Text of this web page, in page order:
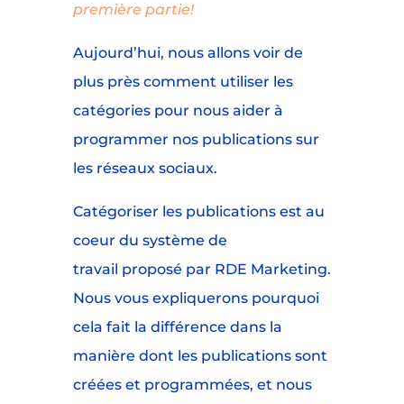
première partie!
Aujourd’hui, nous allons voir de
plus près comment utiliser les
catégories pour nous aider à
programmer nos publications sur
les réseaux sociaux.
Catégoriser les publications est au
coeur du système de
travail proposé par RDE Marketing.
Nous vous expliquerons pourquoi
cela fait la différence dans la
manière dont les publications sont
créées et programmées, et nous